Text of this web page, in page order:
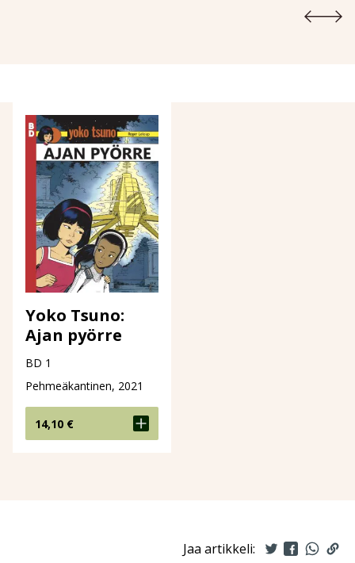
Yoko Tsuno:
Ajan pyörre
BD 1
Pehmeäkantinen, 2021
14,10 €
Jaa artikkeli: